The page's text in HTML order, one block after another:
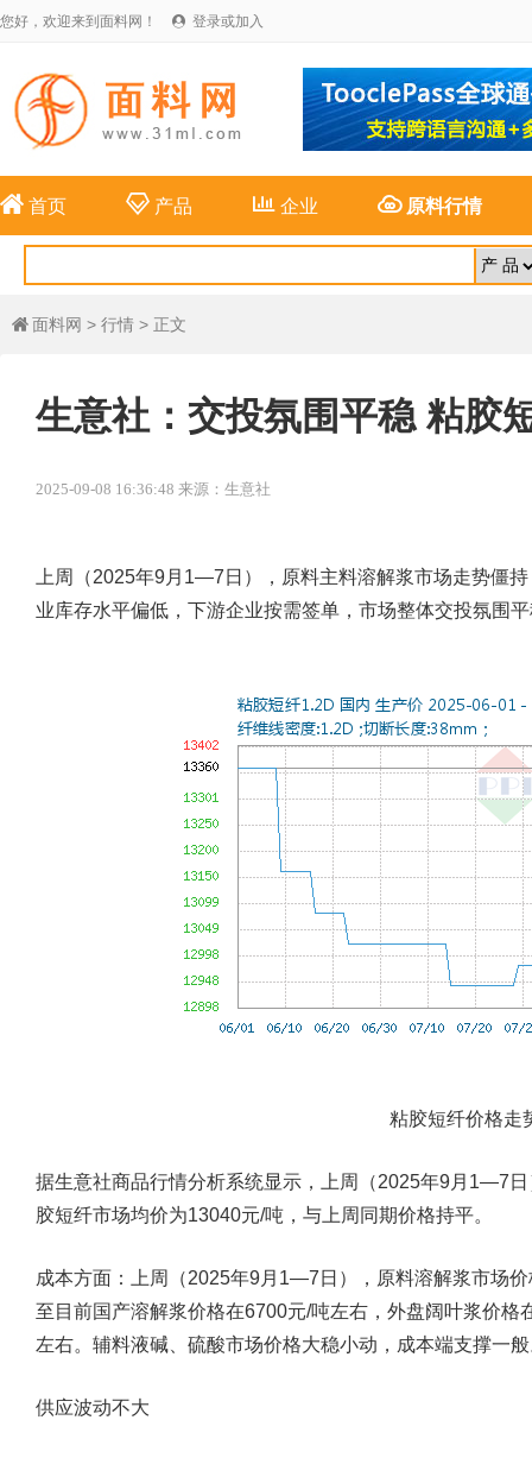
您好，欢迎来到面料网！  登录或加入
 首页 产品 企业 原料行情
 面料网 > 行情 > 正文
生意社：交投氛围平稳 粘胶
2025-09-08 16:36:48 来源：生意社
上周（2025年9月1—7日），原料主料溶解浆市场走势僵
业库存水平偏低，下游企业按需签单，市场整体交投氛围
粘胶短纤价格走
据生意社商品行情分析系统显示，上周（2025年9月1—7
胶短纤市场均价为13040元/吨，与上周同期价格持平。
成本方面：上周（2025年9月1—7日），原料溶解浆市场
至目前国产溶解浆价格在6700元/吨左右，外盘阔叶浆价
左右。辅料液碱、硫酸市场价格大稳小动，成本端支撑一
供应波动不大